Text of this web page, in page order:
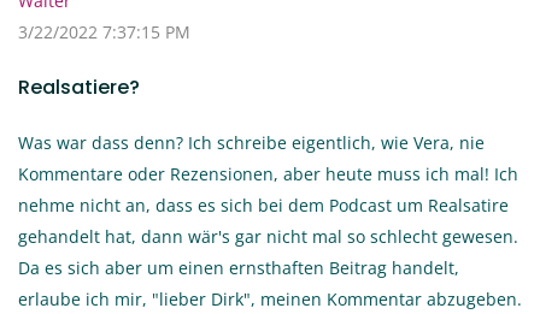
3/22/2022 7:37:15 PM
Realsatiere?
Was war dass denn? Ich schreibe eigentlich, wie Vera, nie
Kommentare oder Rezensionen, aber heute muss ich mal! Ich
nehme nicht an, dass es sich bei dem Podcast um Realsatire
gehandelt hat, dann wär's gar nicht mal so schlecht gewesen.
Da es sich aber um einen ernsthaften Beitrag handelt,
erlaube ich mir, "lieber Dirk", meinen Kommentar abzugeben.